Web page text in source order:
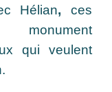
Hélian, ces
qui veulent